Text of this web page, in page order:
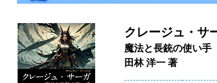
クレージュ・サ
魔法と長銃の使い手
田林 洋一 著